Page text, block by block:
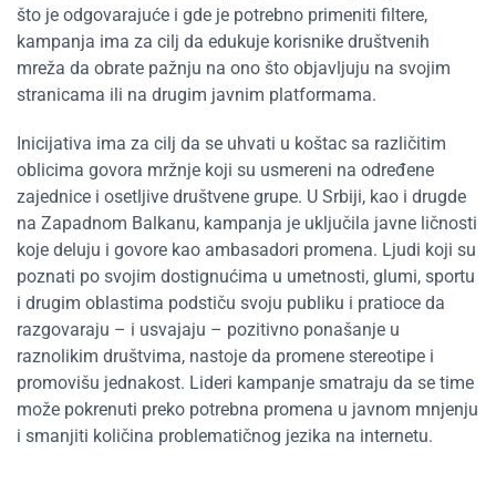
što je odgovarajuće i gde je potrebno primeniti filtere,
kampanja ima za cilj da edukuje korisnike društvenih
mreža da obrate pažnju na ono što objavljuju na svojim
stranicama ili na drugim javnim platformama.
Inicijativa ima za cilj da se uhvati u koštac sa različitim
oblicima govora mržnje koji su usmereni na određene
zajednice i osetljive društvene grupe. U Srbiji, kao i drugde
na Zapadnom Balkanu, kampanja je uključila javne ličnosti
koje deluju i govore kao ambasadori promena. Ljudi koji su
poznati po svojim dostignućima u umetnosti, glumi, sportu
i drugim oblastima podstiču svoju publiku i pratioce da
razgovaraju – i usvajaju – pozitivno ponašanje u
raznolikim društvima, nastoje da promene stereotipe i
promovišu jednakost. Lideri kampanje smatraju da se time
može pokrenuti preko potrebna promena u javnom mnjenju
i smanjiti količina problematičnog jezika na internetu.